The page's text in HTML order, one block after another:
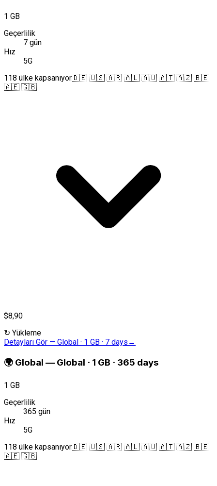
1 GB
Geçerlilik
7 gün
Hız
5G
118 ülke kapsanıyor🇩🇪 🇺🇸 🇦🇷 🇦🇱 🇦🇺 🇦🇹 🇦🇿 🇧🇪
🇦🇪 🇬🇧
$8,90
↻ Yükleme
Detayları Gör — Global · 1 GB · 7 days →
🌍 Global — Global · 1 GB · 365 days
1 GB
Geçerlilik
365 gün
Hız
5G
118 ülke kapsanıyor🇩🇪 🇺🇸 🇦🇷 🇦🇱 🇦🇺 🇦🇹 🇦🇿 🇧🇪
🇦🇪 🇬🇧